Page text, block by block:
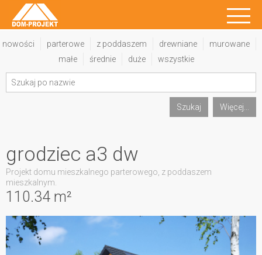
nowości parterowe z poddaszem drewniane
murowane
małe
średnie duże wszystkie
Szukaj Więcej...
110.34 m²
grodziec a3 dw
Projekt domu mieszkalnego parterowego, z poddaszem
mieszkalnym.